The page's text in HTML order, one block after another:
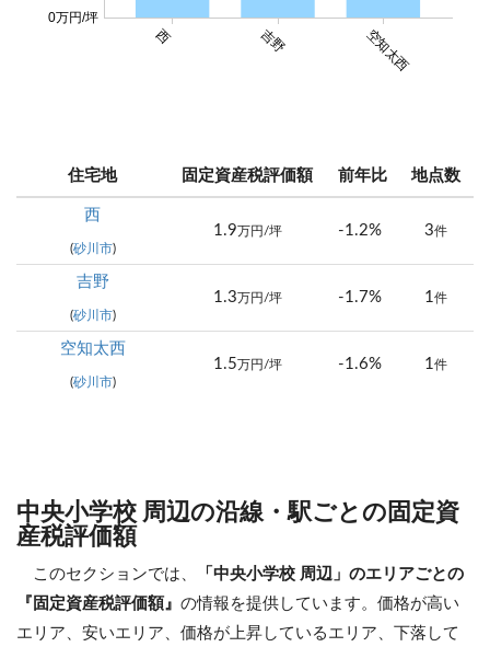
西 吉野 空知太西
0万円/坪
住宅地 固定資産税評価額 前年比 地点数
西
(砂川市)
1.9 万円/坪 -1.2% 3件
吉野
(砂川市)
1.3 万円/坪 -1.7% 1件
空知太西
(砂川市)
1.5 万円/坪 -1.6% 1件
中央小学校 周辺の沿線・駅ごとの固定資
産税評価額
このセクションでは、
「中央小学校 周辺」のエリアごとの
『固定資産税評価額』 の情報を提供しています。価格が高い
エリア、安いエリア、価格が上昇しているエリア、下落して